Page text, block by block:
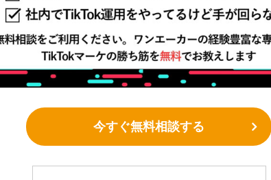
今すぐ無料相談する